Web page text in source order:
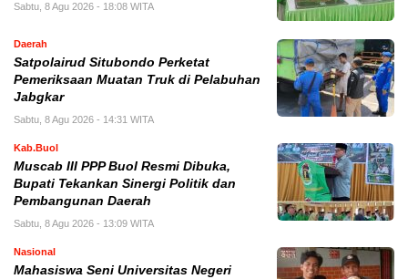
Sabtu, 8 Agu 2026 - 18:08 WITA
Daerah
Satpolairud Situbondo Perketat
Pemeriksaan Muatan Truk di Pelabuhan
Jabgkar
Sabtu, 8 Agu 2026 - 14:31 WITA
Kab.Buol
Muscab III PPP Buol Resmi Dibuka,
Bupati Tekankan Sinergi Politik dan
Pembangunan Daerah
Sabtu, 8 Agu 2026 - 13:09 WITA
Nasional
Mahasiswa Seni Universitas Negeri